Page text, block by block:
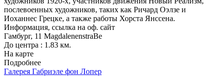
послевоенных художников, таких как Ричард Оэлзе и
Иоханнес Грецке, а также работы Хорста Янссена.
Информация, ссылка на оф. сайт
Гамбург, 11 MagdalenenstraBe
До центра : 1.83 км.
На карте
Подробнее
Галерея Габриэле фон Лопер